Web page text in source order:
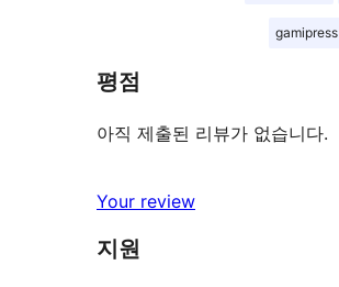
gamipress
평점
아직 제출된 리뷰가 없습니다.
Your review
지원